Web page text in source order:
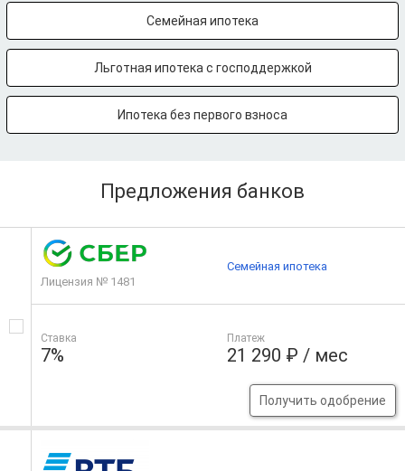
Семейная ипотека
Льготная ипотека с господдержкой
Ипотека без первого взноса
Предложения банков
Лицензия № 1481
Ставка
7%
Платеж
21 290 ₽ / мес
Получить одобрение
Семейная ипотека